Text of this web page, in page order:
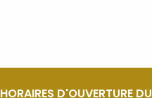
HORAIRES D'OUVERTURE